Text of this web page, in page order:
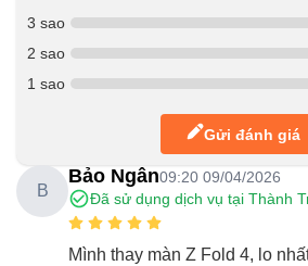
3 sao
2 sao
1 sao
Gửi đánh giá
B
Bảo Ngân09:20 09/04/2026
Đã sử dụng dịch vụ tại Thành
Mình thay màn Z Fold 4, lo